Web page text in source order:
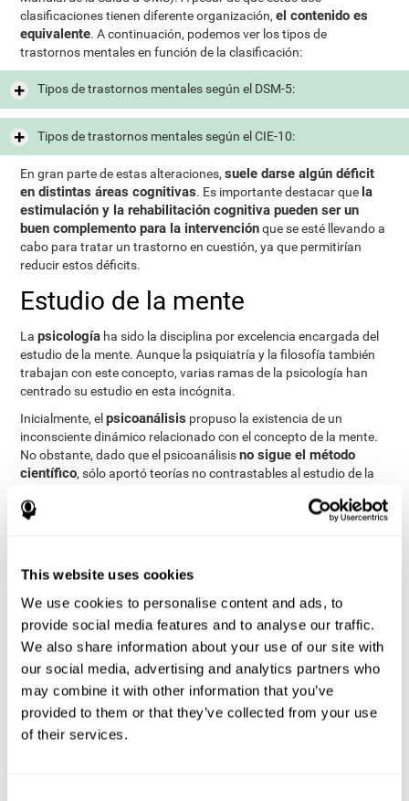
This website uses cookies
We use cookies to personalise content and ads, to
provide social media features and to analyse our traffic.
We also share information about your use of our site with
our social media, advertising and analytics partners who
may combine it with other information that you’ve
provided to them or that they’ve collected from your use
of their services.
clasificaciones tienen diferente organización,el contenido es
equivalente. A continuación, podemos ver los tipos de
trastornos mentales en función de la clasificación:
Tipos de trastornos mentales según el DSM-5:
Tipos de trastornos mentales según el CIE-10:
En gran parte de estas alteraciones,suele darse algún déficit
en distintas áreas cognitivas. Es importante destacar que la
estimulación y la rehabilitación cognitiva pueden ser un
buen complemento para la intervenciónque se esté llevando a
cabo para tratar un trastorno en cuestión, ya que permitirían
reducir estos déficits.
Estudio de la mente
Lapsicología ha sido la disciplina por excelencia encargada del
estudio de la mente. Aunque la psiquiatría y la filosofía también
trabajan con este concepto, varias ramas de la psicología han
centrado su estudio en esta incógnita.
Inicialmente, elpsicoanálisis propuso la existencia de un
inconsciente dinámico relacionado con el concepto de la mente.
No obstante, dado que el psicoanálisisno sigue el método
científico, sólo aportó teorías no contrastables al estudio de la
Tras esto, la
defendía que la mente no
quedó relegado a un segundo plano.
Finalmente, lapsicología cognitivaha intentado comprender el
funcionamiento de la mente a través demodelos
computacionales
, que aportan una importante base al estudio
de este concepto. A diferencia de la corriente conductista y del
psicoanálisis,la psicología cognitiva se vale de los procesos
mentales para estudiar la mente de manera científica